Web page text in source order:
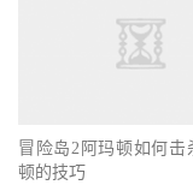
冒险岛2阿玛顿如何击
顿的技巧